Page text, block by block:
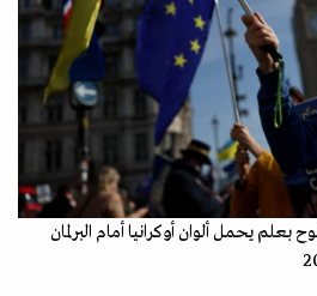
يحمل ألوان أوكرانيا أمام البرلمان